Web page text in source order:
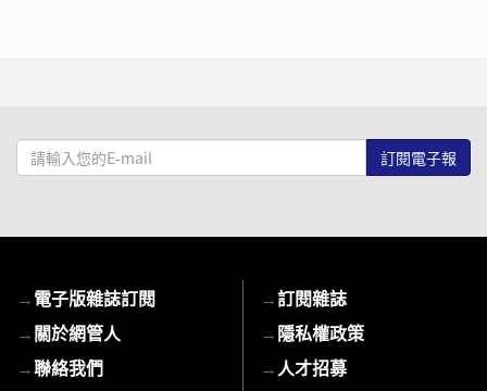
請
輸
mail
→電子版雜誌訂閱
→關於網管人
→聯絡我們
→訂閱雜誌
→隱私權政策
→人才招募